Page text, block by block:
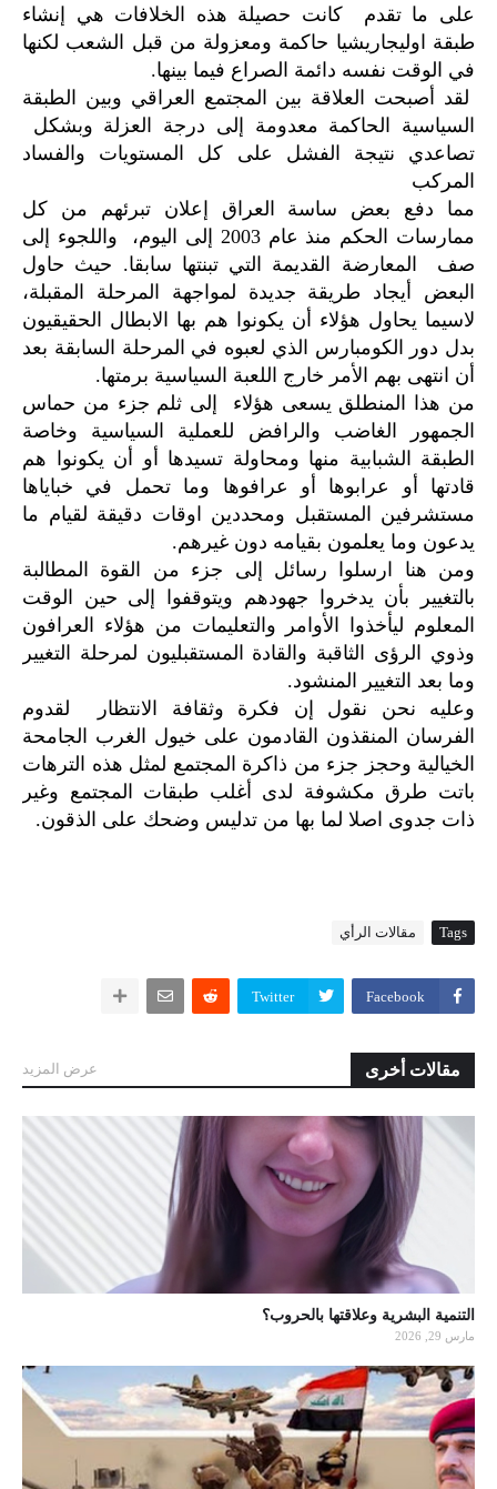
على ما تقدم كانت حصيلة هذه الخلافات هي إنشاء
طبقة اوليجاريشيا حاكمة ومعزولة من قبل الشعب لكنها
في الوقت نفسه دائمة الصراع فيما بينها.
لقد أصبحت العلاقة بين المجتمع العراقي وبين الطبقة
السياسية الحاكمة معدومة إلى درجة العزلة وبشكل
تصاعدي نتيجة الفشل على كل المستويات والفساد
المركب
مما دفع بعض ساسة العراق إعلان تبرئهم من كل
ممارسات الحكم منذ عام 2003 إلى اليوم، واللجوء إلى
صف المعارضة القديمة التي تبنتها سابقا. حيث حاول
البعض أيجاد طريقة جديدة لمواجهة المرحلة المقبلة،
لاسيما يحاول هؤلاء أن يكونوا هم بها الابطال الحقيقيون
بدل دور الكومبارس الذي لعبوه في المرحلة السابقة بعد
أن انتهى بهم الأمر خارج اللعبة السياسية برمتها.
من هذا المنطلق يسعى هؤلاء إلى ثلم جزء من حماس
الجمهور الغاضب والرافض للعملية السياسية وخاصة
الطبقة الشبابية منها ومحاولة تسيدها أو أن يكونوا هم
قادتها أو عرابوها أو عرافوها وما تحمل في خباياها
مستشرفين المستقبل ومحددين اوقات دقيقة لقيام ما
يدعون وما يعلمون بقيامه دون غيرهم.
ومن هنا ارسلوا رسائل إلى جزء من القوة المطالبة
بالتغيير بأن يدخروا جهودهم ويتوقفوا إلى حين الوقت
المعلوم ليأخذوا الأوامر والتعليمات من هؤلاء العرافون
وذوي الرؤى الثاقبة والقادة المستقبليون لمرحلة التغيير
وما بعد التغيير المنشود.
وعليه نحن نقول إن فكرة وثقافة الانتظار لقدوم
الفرسان المنقذون القادمون على خيول الغرب الجامحة
الخيالية وحجز جزء من ذاكرة المجتمع لمثل هذه الترهات
باتت طرق مكشوفة لدى أغلب طبقات المجتمع وغير
ذات جدوى اصلا لما بها من تدليس وضحك على الذقون.
Tags مقالات الرأي
Facebook
Twitter
مقالات أخرى عرض المزيد
التنمية البشرية وعلاقتها بالحروب؟
مارس 29, 2026